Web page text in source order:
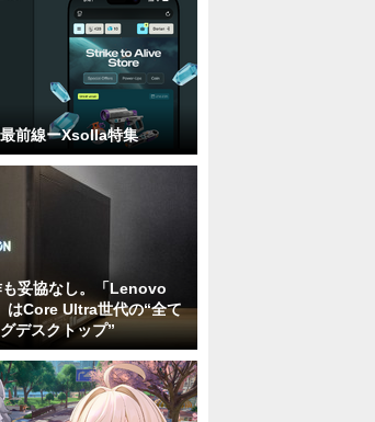
前線ーXsolla特集
妥協なし。「Lenovo
Core Ultra世代の“全て
デスクトップ”